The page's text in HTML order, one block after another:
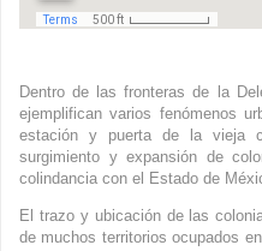
Dentro de las fronteras de la
ejemplifican varios fenómenos
estación y puerta de la vieja
surgimiento y expansión de
colindancia con el Estado de
El trazo y ubicación de las
de muchos territorios ocupados